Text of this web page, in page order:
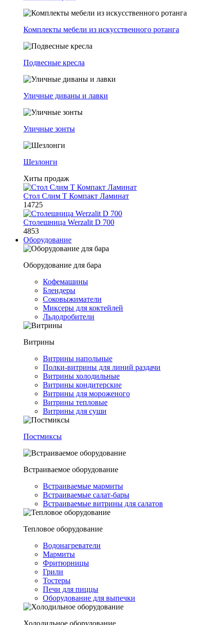
Комплекты мебели из искусственного ротанга
Подвесные кресла
Уличные диваны и лавки
Уличные зонты
Шезлонги
Хиты продаж
Стол Слим Т Компакт Ламинат
14725
Столешница Werzalit D 700
4853
Оборудование
Оборудование для бара
Кофемашины
Блендеры
Соковыжиматели
Миксеры для коктейлей
Льдодробители
Витрины
Витрины напольные
Полки-витрины для линий раздачи
Витрины холодильные
Витрины кондитерские
Витрины для мороженого
Витрины тепловые
Витрины для суши
Постмиксы
Встраиваемое оборудование
Встраиваемые мармиты
Встраиваемые салат-бары
Встраиваемые витрины для салатов
Тепловое оборудование
Водонагреватели
Мармиты
Фритюрницы
Грили
Тостеры
Печи для пиццы
Оборудование для выпечки
Холодильное оборудование